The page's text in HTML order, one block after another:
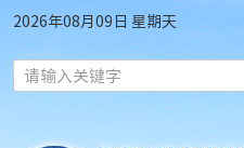
2026年08月09日 星期天
请输入关键字